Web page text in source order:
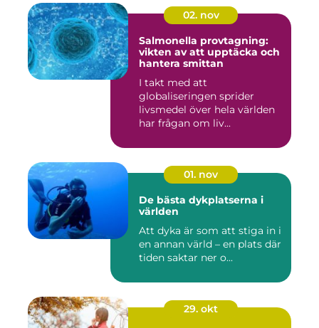
02. nov
Salmonella provtagning:
vikten av att upptäcka och
hantera smittan
I takt med att
globaliseringen sprider
livsmedel över hela världen
har frågan om liv...
01. nov
De bästa dykplatserna i
världen
Att dyka är som att stiga in i
en annan värld – en plats där
tiden saktar ner o...
29. okt